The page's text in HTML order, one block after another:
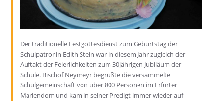
Der traditionelle Festgottesdienst zum Geburtstag der
Schulpatronin Edith Stein war in diesem Jahr zugleich der
Auftakt der Feierlichkeiten zum 30jährigen Jubiläum der
Schule. Bischof Neymeyr begrüßte die versammelte
Schulgemeinschaft von über 800 Personen im Erfurter
Mariendom und kam in seiner Predigt immer wieder auf